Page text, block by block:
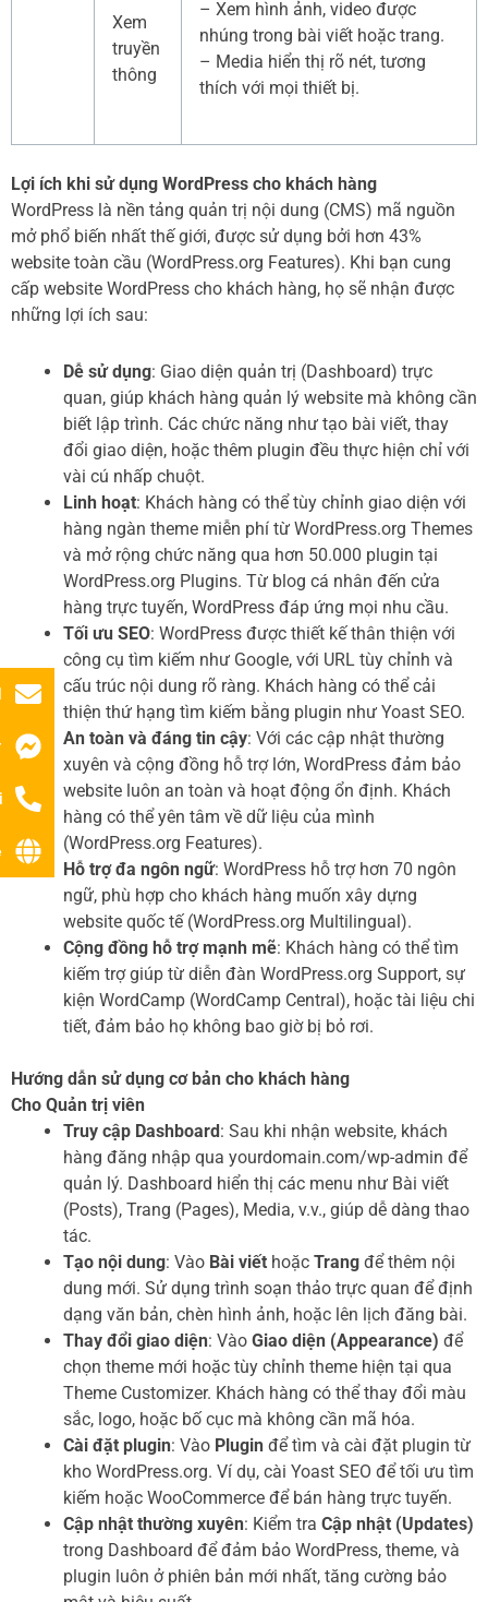
Xem
truyền
thông
– Xem hình ảnh, video được
nhúng trong bài viết hoặc trang.
– Media hiển thị rõ nét, tương
thích với mọi thiết bị.
Lợi ích khi sử dụng WordPress cho khách hàng
WordPress là nền tảng quản trị nội dung (CMS) mã nguồn
mở phổ biến nhất thế giới, được sử dụng bởi hơn 43%
website toàn cầu (WordPress.org Features). Khi bạn cung
cấp website WordPress cho khách hàng, họ sẽ nhận được
những lợi ích sau:
Dễ sử dụng: Giao diện quản trị (Dashboard) trực
quan, giúp khách hàng quản lý website mà không cần
biết lập trình. Các chức năng như tạo bài viết, thay
đổi giao diện, hoặc thêm plugin đều thực hiện chỉ với
vài cú nhấp chuột.
Linh hoạt: Khách hàng có thể tùy chỉnh giao diện với
hàng ngàn theme miễn phí từ WordPress.org Themes
và mở rộng chức năng qua hơn 50.000 plugin tại
WordPress.org Plugins. Từ blog cá nhân đến cửa
hàng trực tuyến, WordPress đáp ứng mọi nhu cầu.
Tối ưu SEO: WordPress được thiết kế thân thiện với
công cụ tìm kiếm như Google, với URL tùy chỉnh và
cấu trúc nội dung rõ ràng. Khách hàng có thể cải
thiện thứ hạng tìm kiếm bằng plugin như Yoast SEO.
An toàn và đáng tin cậy: Với các cập nhật thường
xuyên và cộng đồng hỗ trợ lớn, WordPress đảm bảo
website luôn an toàn và hoạt động ổn định. Khách
hàng có thể yên tâm về dữ liệu của mình
(WordPress.org Features).
Hỗ trợ đa ngôn ngữ: WordPress hỗ trợ hơn 70 ngôn
ngữ, phù hợp cho khách hàng muốn xây dựng
website quốc tế (WordPress.org Multilingual).
Cộng đồng hỗ trợ mạnh mẽ: Khách hàng có thể tìm
kiếm trợ giúp từ diễn đàn WordPress.org Support, sự
kiện WordCamp (WordCamp Central), hoặc tài liệu chi
tiết, đảm bảo họ không bao giờ bị bỏ rơi.
Hướng dẫn sử dụng cơ bản cho khách hàng
Cho Quản trị viên
Truy cập Dashboard: Sau khi nhận website, khách
hàng đăng nhập qua yourdomain.com/wp-admin để
quản lý. Dashboard hiển thị các menu như Bài viết
(Posts), Trang (Pages), Media, v.v., giúp dễ dàng thao
tác.
Tạo nội dung: Vào Bài viết hoặc Trang để thêm nội
dung mới. Sử dụng trình soạn thảo trực quan để định
dạng văn bản, chèn hình ảnh, hoặc lên lịch đăng bài.
Thay đổi giao diện: Vào Giao diện (Appearance) để
chọn theme mới hoặc tùy chỉnh theme hiện tại qua
Theme Customizer. Khách hàng có thể thay đổi màu
sắc, logo, hoặc bố cục mà không cần mã hóa.
Cài đặt plugin: Vào Plugin để tìm và cài đặt plugin từ
kho WordPress.org. Ví dụ, cài Yoast SEO để tối ưu tìm
kiếm hoặc WooCommerce để bán hàng trực tuyến.
Cập nhật thường xuyên: Kiểm tra Cập nhật (Updates)
trong Dashboard để đảm bảo WordPress, theme, và
plugin luôn ở phiên bản mới nhất, tăng cường bảo